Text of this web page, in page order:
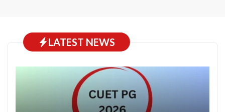
LATEST NEWS